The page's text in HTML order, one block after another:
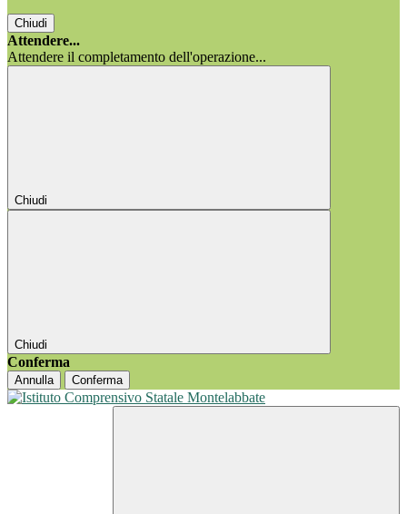
Chiudi
Attendere...
Attendere il completamento dell'operazione...
Chiudi
Chiudi
Conferma
Annulla Conferma